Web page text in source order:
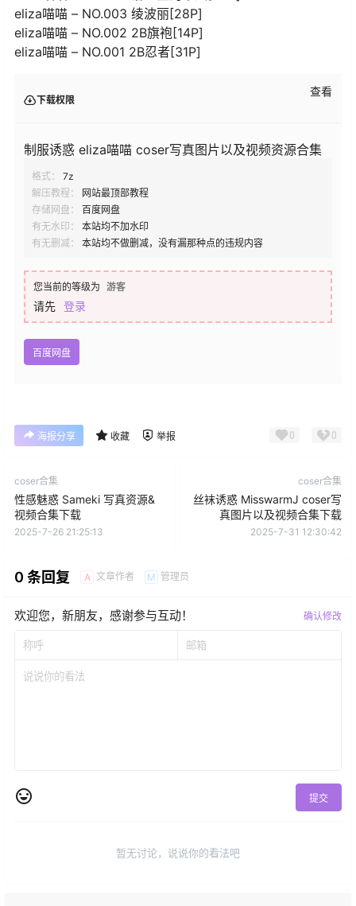
eliza喵喵 – NO.003 绫波丽[28P]
eliza喵喵 – NO.002 2B旗袍[14P]
eliza喵喵 – NO.001 2B忍者[31P]
下载权限
查看
制服诱惑 eliza喵喵 coser写真图片以及视频资源合集
格式：
7z
解压教程：
网站最顶部教程
存储网盘：
百度网盘
有无水印：
本站均不加水印
有无删减：
本站均不做删减，没有漏那种点的违规内容
您当前的等级为 游客
请先 登录
百度网盘
海报分享 收藏 举报 0 0
coser合集
性感魅惑 Sameki 写真资源&
视频合集下载
2025-7-26 21:25:13
coser合集
丝袜诱惑 MisswarmJ coser写
真图片以及视频合集下载
2025-7-31 12:30:42
0 条回复 A 文章作者 M 管理员
欢迎您，新朋友，感谢参与互动！ 确认修改
提交
暂无讨论，说说你的看法吧